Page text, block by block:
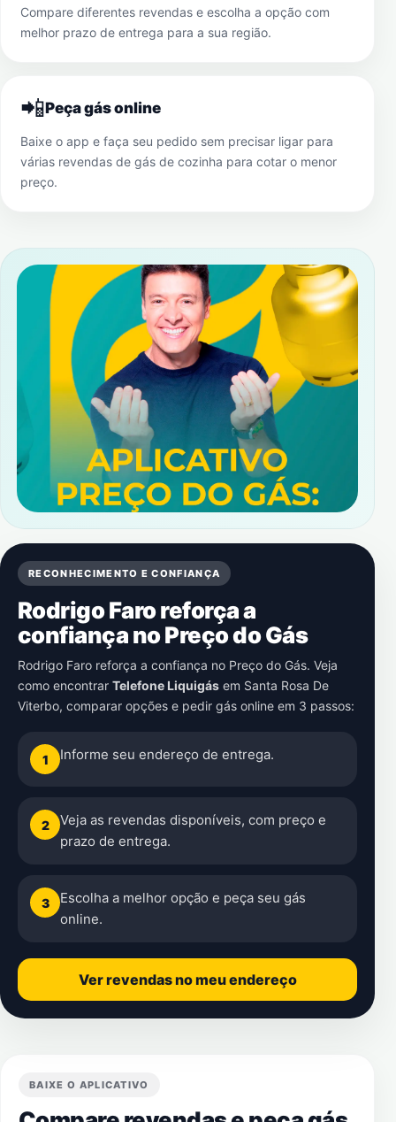
Compare diferentes revendas e escolha a opção com
melhor prazo de entrega para a sua região.
📲Peça gás online
Baixe o app e faça seu pedido sem precisar ligar para
várias revendas de gás de cozinha para cotar o menor
preço.
RECONHECIMENTO E CONFIANÇA
Rodrigo Faro reforça a
confiança no Preço do Gás
Rodrigo Faro reforça a confiança no Preço do Gás. Veja
como encontrar Telefone Liquigás em Santa Rosa De
Viterbo, comparar opções e pedir gás online em 3 passos:
1 Informe seu endereço de entrega.
2
Veja as revendas disponíveis, com preço e
prazo de entrega.
3
Escolha a melhor opção e peça seu gás
online.
Ver revendas no meu endereço
BAIXE O APLICATIVO